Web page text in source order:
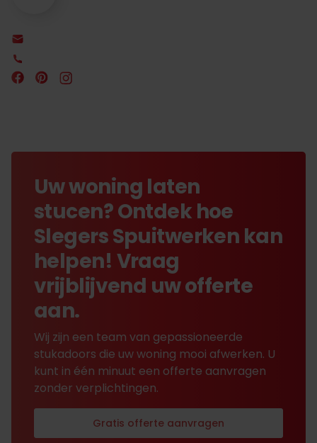
Uw woning laten
stucen? Ontdek hoe
Slegers Spuitwerken kan
helpen! Vraag
vrijblijvend uw offerte
aan.
Wij zijn een team van gepassioneerde
stukadoors die uw woning mooi afwerken. U
kunt in één minuut een offerte aanvragen
zonder verplichtingen.
Gratis offerte aanvragen